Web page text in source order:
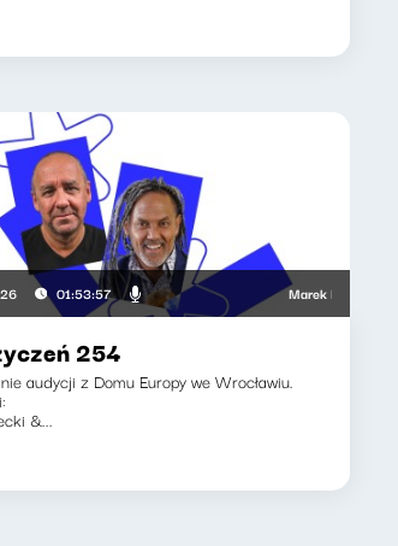
01:53:57 Marek Napiórkowski,
254
audycji z Domu Europy we Wrocławiu.
&...